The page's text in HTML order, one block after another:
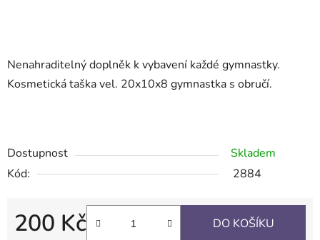
Nenahraditelný doplněk k vybavení každé gymnastky.
Kosmetická taška vel. 20x10x8 gymnastka s obručí.
Dostupnost
Skladem
Kód:
2884
200 Kč DO KOŠÍKU